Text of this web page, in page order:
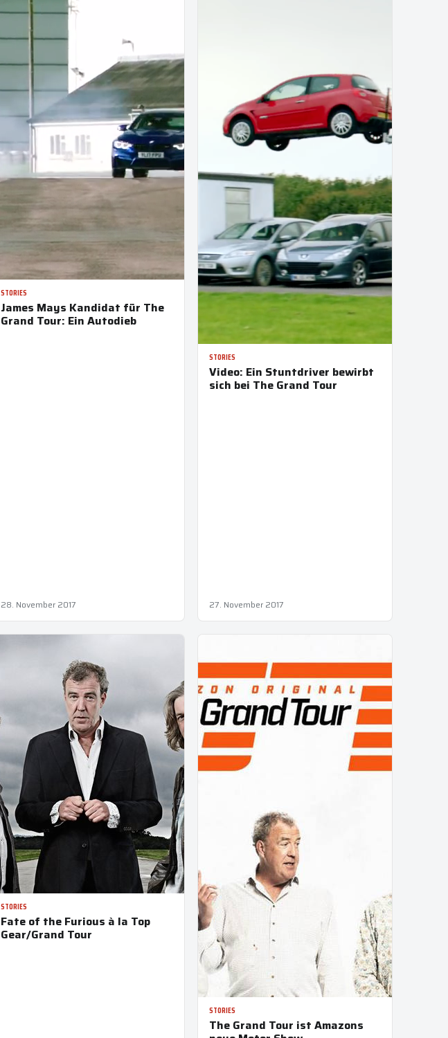
STORIES
James Mays Kandidat für The
Grand Tour: Ein Autodieb
28. November 2017
STORIES
Video: Ein Stuntdriver bewirbt
sich bei The Grand Tour
27. November 2017
STORIES
Fate of the Furious à la Top
Gear/Grand Tour
STORIES
The Grand Tour ist Amazons